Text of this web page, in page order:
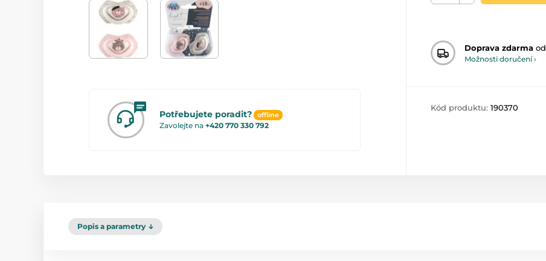
Potřebujete poradit? offline
Zavolejte na +420 770 330 792
Doprava zdarma od
Možnosti doručení ›
Kód produktu: 190370
Popis a parametry